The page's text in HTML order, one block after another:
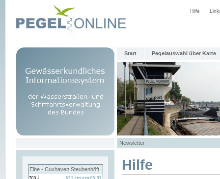
Hilfe
Start Pegelauswahl über Karte
Newsletter
Elbe - Cuxhaven Steubenhöft Hilfe